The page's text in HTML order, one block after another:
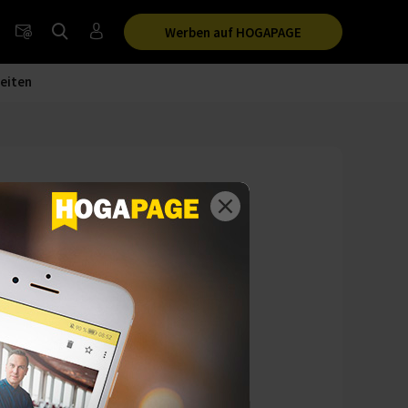
Werben auf HOGAPAGE
zur ersten Wahl